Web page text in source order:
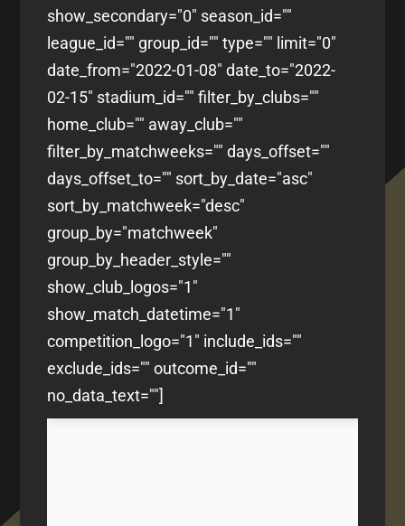
show_secondary="0" season_id=""
league_id="" group_id="" type="" limit="0"
date_from="2022-01-08" date_to="2022-
02-15" stadium_id="" filter_by_clubs=""
home_club="" away_club=""
filter_by_matchweeks="" days_offset=""
days_offset_to="" sort_by_date="asc"
sort_by_matchweek="desc"
group_by="matchweek"
group_by_header_style=""
show_club_logos="1"
show_match_datetime="1"
competition_logo="1" include_ids=""
exclude_ids="" outcome_id=""
no_data_text=""]